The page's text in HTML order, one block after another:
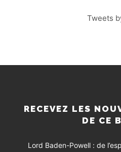
Tweets
RECEVEZ LES
DE CE
Lord Baden-Powell : de